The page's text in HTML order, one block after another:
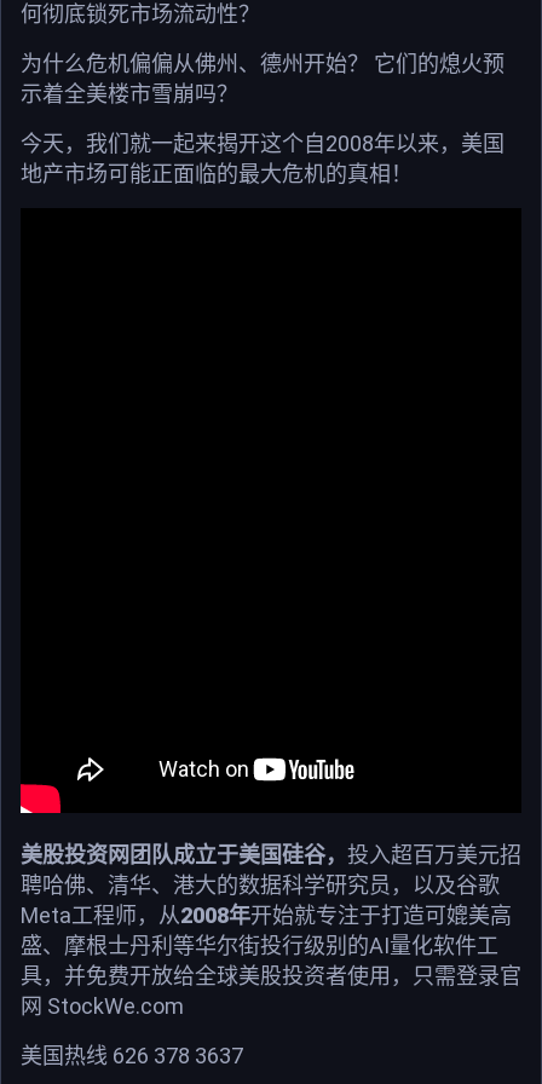
何彻底锁死市场流动性？
为什么危机偏偏从佛州、德州开始？ 它们的熄火预
示着全美楼市雪崩吗？
今天，我们就一起来揭开这个自2008年以来，美国
地产市场可能正面临的最大危机的真相！
美股投资网团队成立于美国硅谷， 投入超百万美元招
聘哈佛、清华、港大的数据科学研究员，以及谷歌
Meta工程师，从2008年开始就专注于打造可媲美高
盛、摩根士丹利等华尔街投行级别的AI量化软件工
具，并免费开放给全球美股投资者使用，只需登录官
网 StockWe.com
美国热线 626 378 3637